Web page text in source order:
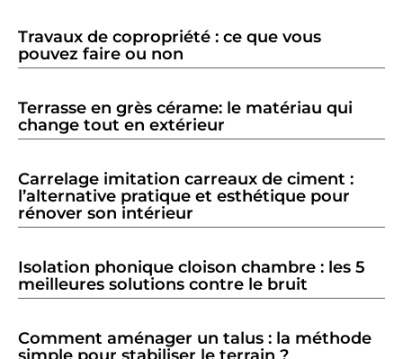
Travaux de copropriété : ce que vous
pouvez faire ou non
Terrasse en grès cérame: le matériau qui
change tout en extérieur
Carrelage imitation carreaux de ciment :
l’alternative pratique et esthétique pour
rénover son intérieur
Isolation phonique cloison chambre : les 5
meilleures solutions contre le bruit
Comment aménager un talus : la méthode